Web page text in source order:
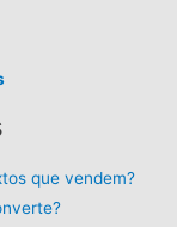
que vendem?